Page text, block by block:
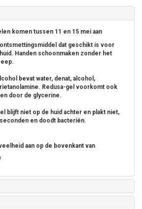
komen tussen 11 en 15 mei aan
dat geschikt is voor
Handen schoonmaken zonder het
bevat water, denat, alcohol,
Redusa-gel voorkomt ook
door de glycerine.
blijft niet op de huid achter en plakt niet,
en doodt bacteriën.
aan op de bovenkant van